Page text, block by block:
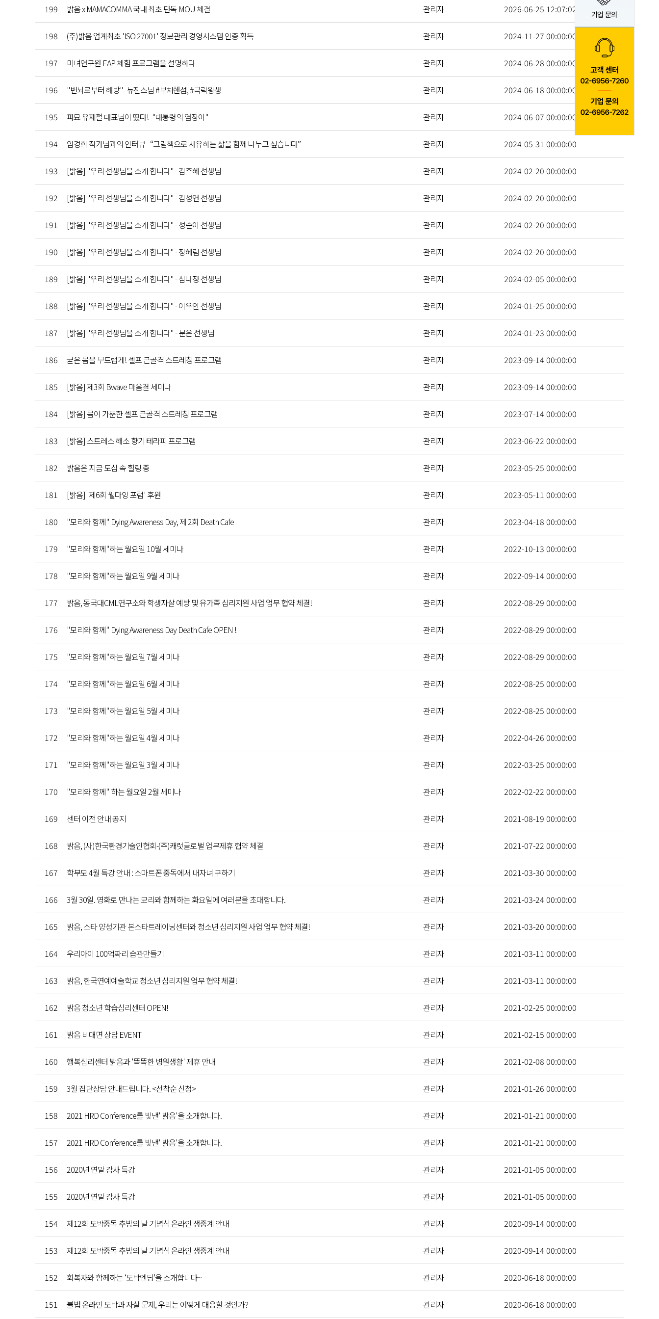
199 밝음 x MAMACOMMA 국내 최초 단독 MOU 체결 관리자 2026-06-25 12:07:02
198 (주)밝음 업계최초 'ISO 27001' 정보관리 경영시스템 인증 획득 관리자 2024-11-27 00:00:00
197 미녀연구원 EAP 체험 프로그램을 설명하다 관리자 2024-06-28 00:00:00
196 "번뇌로부터 해방​"- 뉴진스님 #부처핸섬, #극락왕생​ 관리자 2024-06-18 00:00:00
195 파묘 유재철 대표님이 떴다! -"대통령의 염장이" 관리자 2024-06-07 00:00:00
194 임경희 작가님과의 인터뷰 - “그림책으로 사유하는 삶을 함께 나누고 싶습니다” 관리자 2024-05-31 00:00:00
193 [밝음] "우리 선생님을 소개 합니다" - 김주혜 선생님 관리자 2024-02-20 00:00:00
192 [밝음] "우리 선생님을 소개 합니다" - 김성연 선생님 관리자 2024-02-20 00:00:00
191 [밝음] "우리 선생님을 소개 합니다" - 성순이 선생님 관리자 2024-02-20 00:00:00
190 [밝음] "우리 선생님을 소개 합니다" - 장혜림 선생님 관리자 2024-02-20 00:00:00
189 [밝음] "우리 선생님을 소개 합니다" - 심나정 선생님 관리자 2024-02-05 00:00:00
188 [밝음] "우리 선생님을 소개 합니다" - 이우인 선생님 관리자 2024-01-25 00:00:00
187 [밝음] "우리 선생님을 소개 합니다" - 문은 선생님 관리자 2024-01-23 00:00:00
186 굳은 몸을 부드럽게! 셀프 근골격 스트레칭 프로그램 관리자 2023-09-14 00:00:00
185 [밝음] 제3회 Bwave 마음결 세미나 관리자 2023-09-14 00:00:00
184 [밝음] 몸이 가뿐한 셀프 근골격 스트레칭 프로그램 관리자 2023-07-14 00:00:00
183 [밝음] 스트레스 해소 향기 테라피 프로그램 관리자 2023-06-22 00:00:00
182 밝음은 지금 도심 속 힐링 중 관리자 2023-05-25 00:00:00
181 [밝음] '제6회 웰다잉 포럼' 후원 관리자 2023-05-11 00:00:00
180 "모리와 함께" Dying Awareness Day, 제 2회 Death Cafe 관리자 2023-04-18 00:00:00
179 "모리와 함께"하는 월요일 10월 세미나 관리자 2022-10-13 00:00:00
178 "모리와 함께"하는 월요일 9월 세미나 관리자 2022-09-14 00:00:00
177 밝음, 동국대CML연구소와 학생자살 예방 및 유가족 심리지원 사업 업무 협약 체결! 관리자 2022-08-29 00:00:00
176 "모리와 함께" Dying Awareness Day Death Cafe OPEN ! 관리자 2022-08-29 00:00:00
175 "모리와 함께"하는 월요일 7월 세미나 관리자 2022-08-29 00:00:00
174 "모리와 함께"하는 월요일 6월 세미나 관리자 2022-08-25 00:00:00
173 "모리와 함께"하는 월요일 5월 세미나 관리자 2022-08-25 00:00:00
172 "모리와 함께"하는 월요일 4월 세미나 관리자 2022-04-26 00:00:00
171 "모리와 함께"하는 월요일 3월 세미나 관리자 2022-03-25 00:00:00
170 "모리와 함께" 하는 월요일 2월 세미나 관리자 2022-02-22 00:00:00
169 센터 이전 안내 공지 관리자 2021-08-19 00:00:00
168 밝음, (사)한국환경기술인협회-(주)캐럿글로벌 업무제휴 협약 체결 관리자 2021-07-22 00:00:00
167 학부모 4월 특강 안내 : 스마트폰 중독에서 내자녀 구하기 관리자 2021-03-30 00:00:00
166 3월 30일. 영화로 만나는 모리와 함께하는 화요일에 여러분을 초대합니다. 관리자 2021-03-24 00:00:00
165 밝음, 스타 양성기관 본스타트레이닝센터와 청소년 심리지원 사업 업무 협약 체결! 관리자 2021-03-20 00:00:00
164 우리아이 100억짜리 습관만들기 관리자 2021-03-11 00:00:00
163 밝음, 한국연예예술학교 청소년 심리지원 업무 협약 체결! 관리자 2021-03-11 00:00:00
162 밝음 청소년 학습심리센터 OPEN! 관리자 2021-02-25 00:00:00
161 밝음 비대면 상담 EVENT 관리자 2021-02-15 00:00:00
160 행복심리센터 밝음과 '똑똑한 병원생활' 제휴 안내 관리자 2021-02-08 00:00:00
159 3월 집단상담 안내드립니다. <선착순 신청> 관리자 2021-01-26 00:00:00
158 2021 HRD Conference를 빛낸' 밝음'을 소개합니다. 관리자 2021-01-21 00:00:00
157 2021 HRD Conference를 빛낸' 밝음'을 소개합니다. 관리자 2021-01-21 00:00:00
156 2020년 연말 감사 특강 관리자 2021-01-05 00:00:00
155 2020년 연말 감사 특강 관리자 2021-01-05 00:00:00
154 제12회 도박중독 추방의 날 기념식 온라인 생중계 안내 관리자 2020-09-14 00:00:00
153 제12회 도박중독 추방의 날 기념식 온라인 생중계 안내 관리자 2020-09-14 00:00:00
152 회복자와 함께하는 ‘도박엔딩’을 소개합니다~ 관리자 2020-06-18 00:00:00
151 불법 온라인 도박과 자살 문제, 우리는 어떻게 대응할 것인가? 관리자 2020-06-18 00:00:00